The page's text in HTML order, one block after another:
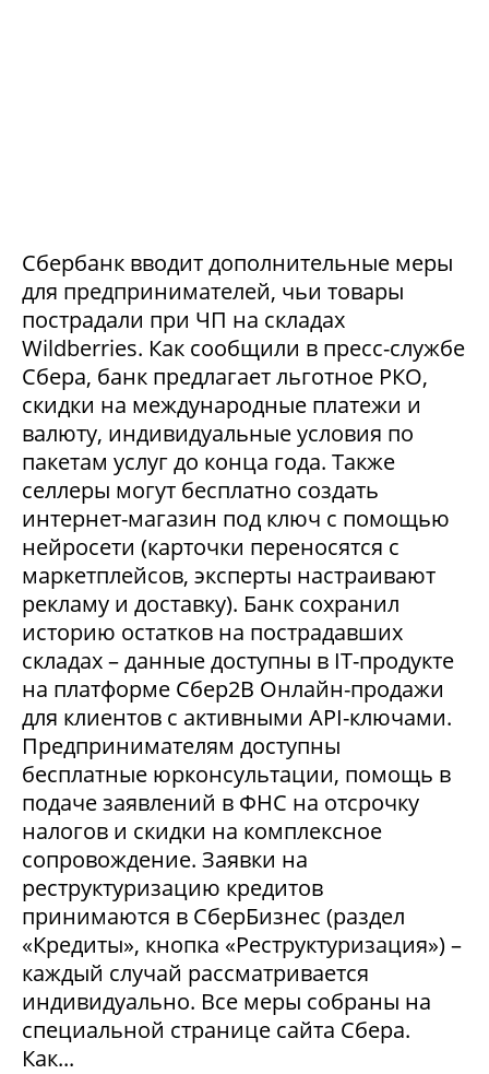
Сбербанк вводит дополнительные меры
для предпринимателей, чьи товары
пострадали при ЧП на складах
Wildberries. Как сообщили в пресс-службе
Сбера, банк предлагает льготное РКО,
скидки на международные платежи и
валюту, индивидуальные условия по
пакетам услуг до конца года. Также
селлеры могут бесплатно создать
интернет-магазин под ключ с помощью
нейросети (карточки переносятся с
маркетплейсов, эксперты настраивают
рекламу и доставку). Банк сохранил
историю остатков на пострадавших
складах – данные доступны в IT-продукте
на платформе Сбер2В Онлайн-продажи
для клиентов с активными API-ключами.
Предпринимателям доступны
бесплатные юрконсультации, помощь в
подаче заявлений в ФНС на отсрочку
налогов и скидки на комплексное
сопровождение. Заявки на
реструктуризацию кредитов
принимаются в СберБизнес (раздел
«Кредиты», кнопка «Реструктуризация») –
каждый случай рассматривается
индивидуально. Все меры собраны на
специальной странице сайта Сбера.
Как...